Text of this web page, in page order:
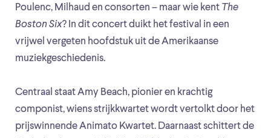
Poulenc, Milhaud en consorten – maar wie kent The
Boston Six? In dit concert duikt het festival in een
vrijwel vergeten hoofdstuk uit de Amerikaanse
muziekgeschiedenis.
Centraal staat Amy Beach, pionier en krachtig
componist, wiens strijkkwartet wordt vertolkt door het
prijswinnende Animato Kwartet. Daarnaast schittert de